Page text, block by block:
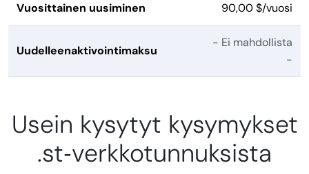
Vuosittainen uusiminen 90,00 $/vuosi
Uudelleenaktivointimaksu
- Ei mahdollista
-
Usein kysytyt kysymykset
.st‑verkkotunnuksista